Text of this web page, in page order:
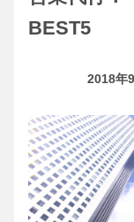
BEST5
2018年